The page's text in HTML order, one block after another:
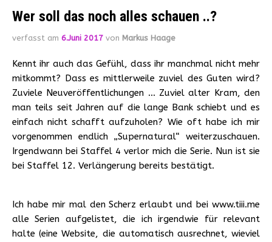
Wer soll das noch alles schauen ..?
verfasst am 6.Juni 2017 von Markus Haage
Kennt ihr auch das Gefühl, dass ihr manchmal nicht mehr
mitkommt? Dass es mittlerweile zuviel des Guten wird?
Zuviele Neuveröffentlichungen … Zuviel alter Kram, den
man teils seit Jahren auf die lange Bank schiebt und es
einfach nicht schafft aufzuholen? Wie oft habe ich mir
vorgenommen endlich „Supernatural“ weiterzuschauen.
Irgendwann bei Staffel 4 verlor mich die Serie. Nun ist sie
bei Staffel 12. Verlängerung bereits bestätigt.
Ich habe mir mal den Scherz erlaubt und bei www.tiii.me
alle Serien aufgelistet, die ich irgendwie für relevant
halte (eine Website, die automatisch ausrechnet, wieviel